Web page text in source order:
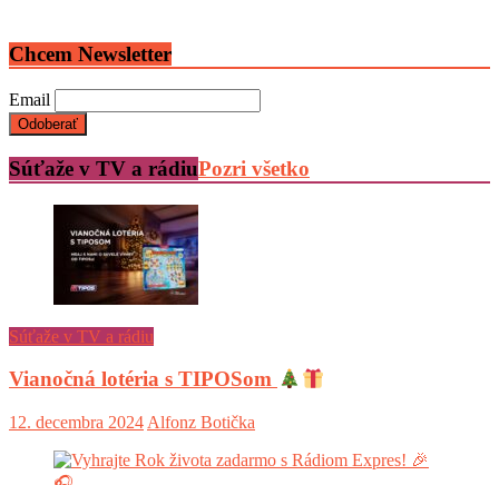
Chcem Newsletter
Email
Súťaže v TV a rádiuPozri všetko
Súťaže v TV a rádiu
Vianočná lotéria s TIPOSom
12. decembra 2024 Alfonz Botička